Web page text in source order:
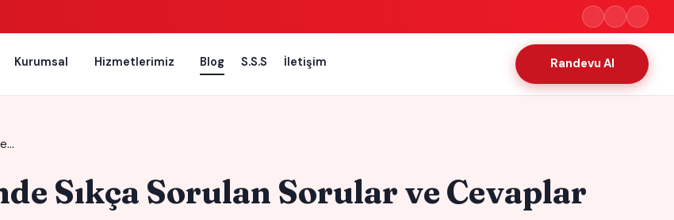
Kurumsal Hizmetlerimiz Blog S.S.S İletişim Randevu Al
Sıkça Sorulan Sorular ve Cevaplar